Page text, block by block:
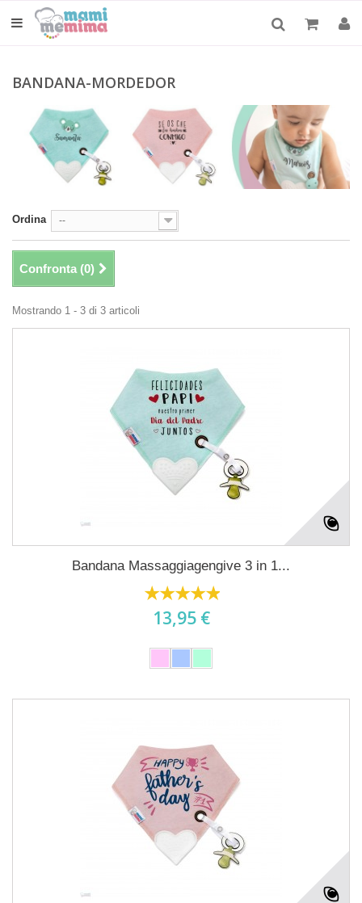
BANDANA-MORDEDOR
Ordina --
Confronta (0)
Mostrando 1 - 3 di 3 articoli
Bandana Massaggiagengive 3 in 1...
13,95 €